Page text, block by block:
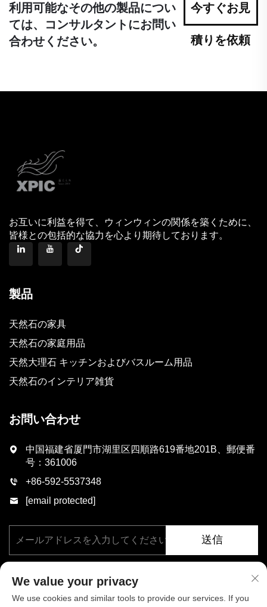
利用可能なその他の製品につい
ては、コンサルタントにお問い
合わせください。
今すぐお見
積りを依頼
お互いに利益を得て、ウィンウィンの関係を築くために、
皆様との包括的な協力を心より期待しております。
製品
天然石の家具
天然石の家庭用品
天然大理石 キッチンおよびバスルーム用品
天然石のインテリア雑貨
お問い合わせ
中国福建省厦門市湖里区四順路619番地201B、郵便番
号：361006
+86-592-5537348
[email protected]
送信
We value your privacy
We use cookies and similar tools to provide our services. If you